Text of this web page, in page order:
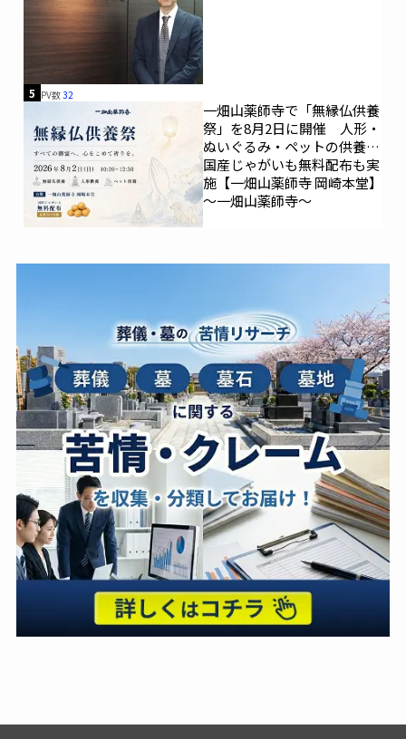
5 PV数32
一畑山薬師寺で「無縁仏供養
祭」を8月2日に開催 人形・
ぬいぐるみ・ペットの供養、
国産じゃがいも無料配布も実
施【一畑山薬師寺 岡崎本堂】
～一畑山薬師寺～